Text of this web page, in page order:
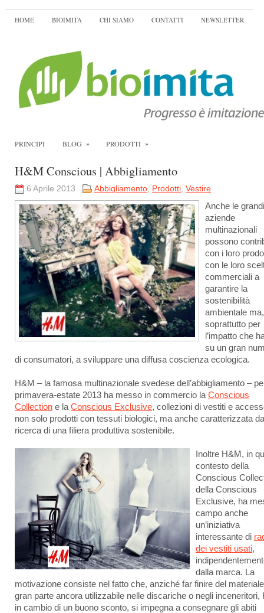
HOME BIOIMITA CHI SIAMO CONTATTI NEWSLETTER
PRINCIPI BLOG » PRODOTTI »
H&M Conscious | Abbigliamento
6 Aprile 2013 Abbigliamento, Prodotti, Vestire
Anche le grandi
aziende
multinazionali
possono
con i loro
con le loro
commerciali a
garantire la
sostenibilità
ambientale ma,
soprattutto per
l’impatto che
su un gran
di consumatori, a sviluppare una diffusa coscienza ecologica.
H&M – la famosa multinazionale svedese dell’abbigliamento –
primavera-estate 2013 ha messo in commercio la Conscious
Collection e la Conscious Exclusive, collezioni di vestiti e
non solo prodotti con tessuti biologici, ma anche caratterizzata
ricerca di una filiera produttiva sostenibile.
Inoltre H&M, in
contesto della
Conscious
della Conscious
Exclusive, ha
campo anche
un’iniziativa
interessante di
dei vestiti usati,
dalla marca. La
motivazione consiste nel fatto che, anziché far finire del
gran parte ancora utilizzabile nelle discariche o negli inceneritori,
in cambio di un buono sconto, si impegna a consegnare gli abiti